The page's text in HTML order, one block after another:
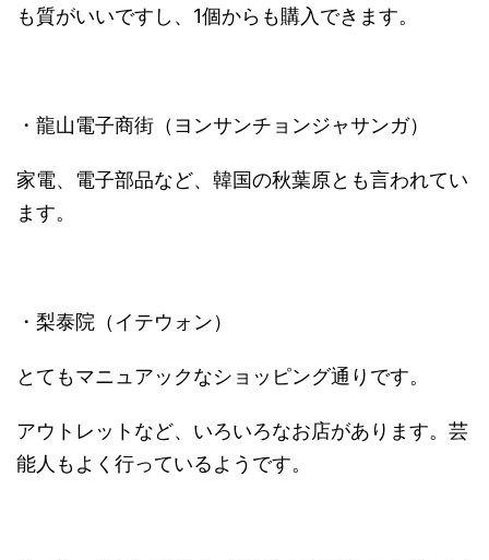
も質がいいですし、1個からも購入できます。
・龍山電子商街（ヨンサンチョンジャサンガ）
家電、電子部品など、韓国の秋葉原とも言われてい
ます。
・梨泰院（イテウォン）
とてもマニュアックなショッピング通りです。
アウトレットなど、いろいろなお店があります。芸
能人もよく行っているようです。